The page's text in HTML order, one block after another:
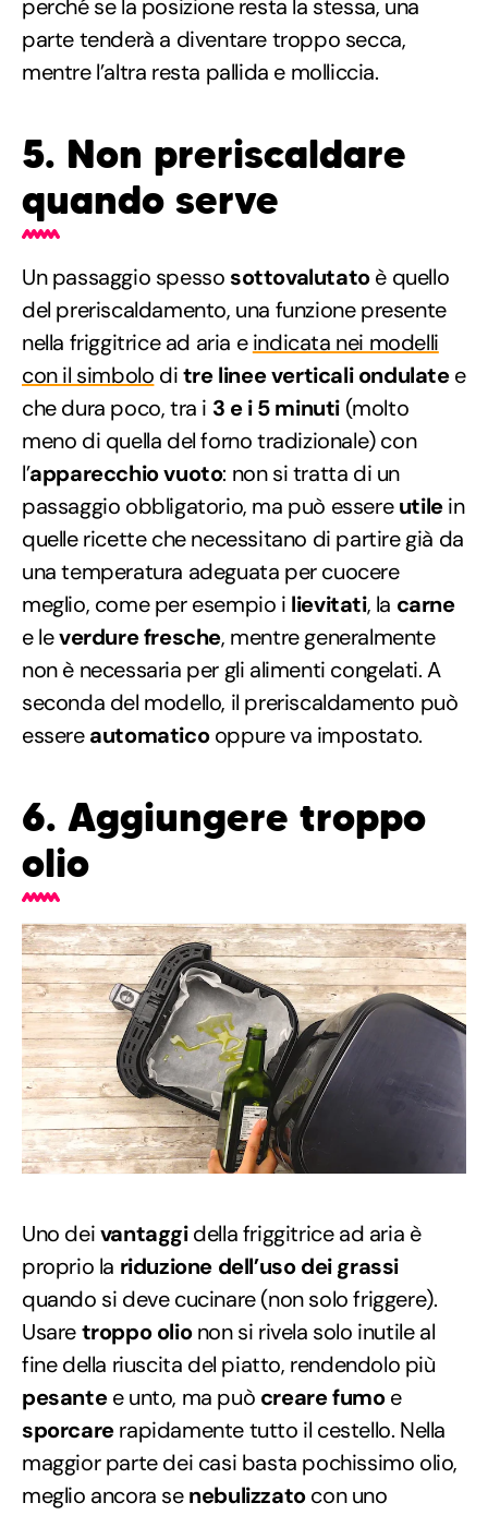
perché se la posizione resta la stessa, una
parte tenderà a diventare troppo secca,
mentre l’altra resta pallida e molliccia.
5. Non preriscaldare
quando serve
Un passaggio spesso sottovalutatoè quello
del preriscaldamento, una funzione presente
nella friggitrice ad aria eindicata nei modelli
con il simbolo ditre linee verticali ondulatee
che dura poco, tra i 3 e i 5 minuti (molto
meno di quella del forno tradizionale) con
l’apparecchio vuoto: non si tratta di un
passaggio obbligatorio, ma può essereutilein
quelle ricette che necessitano di partire già da
una temperatura adeguata per cuocere
meglio, come per esempio i lievitati, la carne
e leverdure fresche, mentre generalmente
non è necessaria per gli alimenti congelati. A
seconda del modello, il preriscaldamento può
essereautomaticooppure va impostato.
6. Aggiungere troppo
olio
Uno deivantaggidella friggitrice ad aria è
proprio la riduzione dell’uso dei grassi
quando si deve cucinare (non solo friggere).
Usaretroppo olionon si rivela solo inutile al
fine della riuscita del piatto, rendendolo più
pesantee unto, ma può creare fumoe
sporcarerapidamente tutto il cestello. Nella
maggior parte dei casi basta pochissimo olio,
meglio ancora senebulizzatocon uno